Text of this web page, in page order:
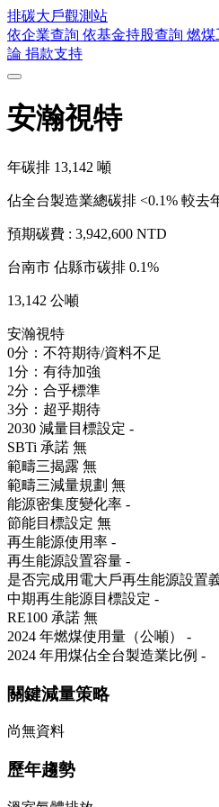
排碳大戶觀測站
依企業查詢 依基金持股查詢 燃煤
論 捐款支持
安瀚視特
年碳排 13,142 噸
佔全台製造業總碳排 <0.1% 較去
預期碳費 : 3,942,600 NTD
台南市 佔縣市碳排 0.1%
13,142 公噸
安瀚視特
0分：不符期待/資料不足
1分：有待加強
2分：合乎標準
3分：超乎期待
2030 減量目標設定 -
SBTi 承諾 無
範疇三揭露 無
範疇三減量規劃 無
能源密集度變化率 -
節能目標設定 無
再生能源使用率 -
再生能源設置容量 -
是否完成用電大戶再生能源設置
中期再生能源目標設定 -
RE100 承諾 無
2024 年燃煤使用量（公噸） -
2024 年用煤佔全台製造業比例 -
關鍵減量策略
尚無資料
歷年趨勢